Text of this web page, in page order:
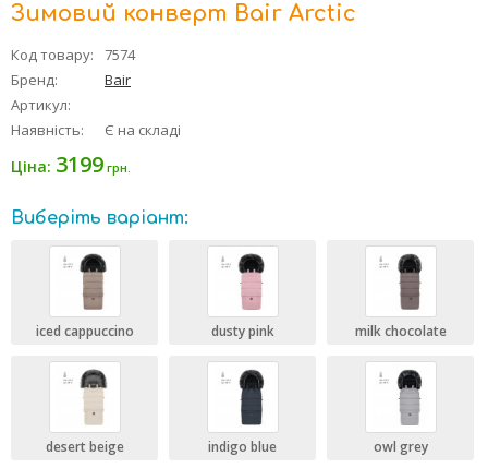
Зимовий конверт Bair Arctic
Код товару:
7574
Бренд:
Bair
Артикул:
Наявність:
Є на складі
Ціна: 3199 грн.
Виберіть варіант:
iced cappuccino dusty pink milk chocolate
desert beige indigo blue owl grey